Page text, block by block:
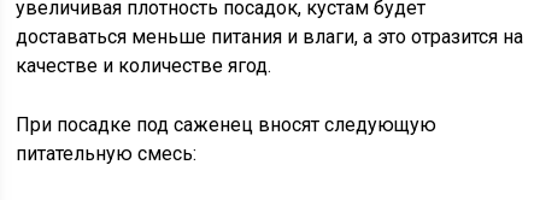
увеличивая плотность посадок, кустам будет
доставаться меньше питания и влаги, а это отразится на
качестве и количестве ягод.
При посадке под саженец вносят следующую
питательную смесь: